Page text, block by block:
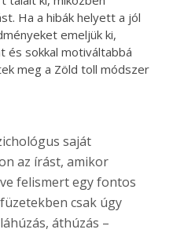
Ha a hibák helyett a jól
emeljük ki,
és sokkal motiváltabbá
meg a Zöld toll módszer
saját
az írást, amikor
felismert egy fontos
füzetekben csak úgy
áthúzás –